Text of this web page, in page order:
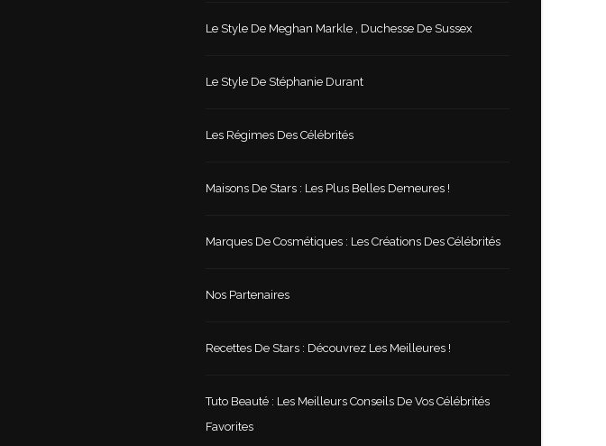
Le Style De Meghan Markle , Duchesse De Sussex
Le Style De Stéphanie Durant
Les Régimes Des Célébrités
Maisons De Stars : Les Plus Belles Demeures !
Marques De Cosmétiques : Les Créations Des Célébrités
Nos Partenaires
Recettes De Stars : Découvrez Les Meilleures !
Tuto Beauté : Les Meilleurs Conseils De Vos Célébrités
Favorites